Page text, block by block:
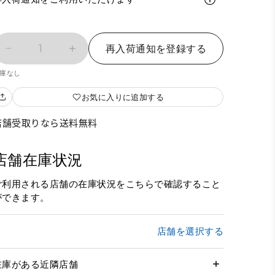
1 再入荷通知を登録する
なし
お気に入りに追加する
舗受取りなら送料無料
舗在庫状況
利用される店舗の在庫状況をこちらで確認すること
きます。
店舗を選択する
庫がある近隣店舗